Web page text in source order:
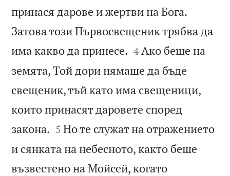
принася дарове и жертви на Бога.
Затова този Първосвещеник трябва да
има какво да принесе. 

4 Ако беше на
земята, Той дори нямаше да бъде
свещеник, тъй като има свещеници,
които принасят даровете според
закона. 

5 Но те служат на отражението
и сянката на небесното, както беше
възвестено на Мойсей, когато